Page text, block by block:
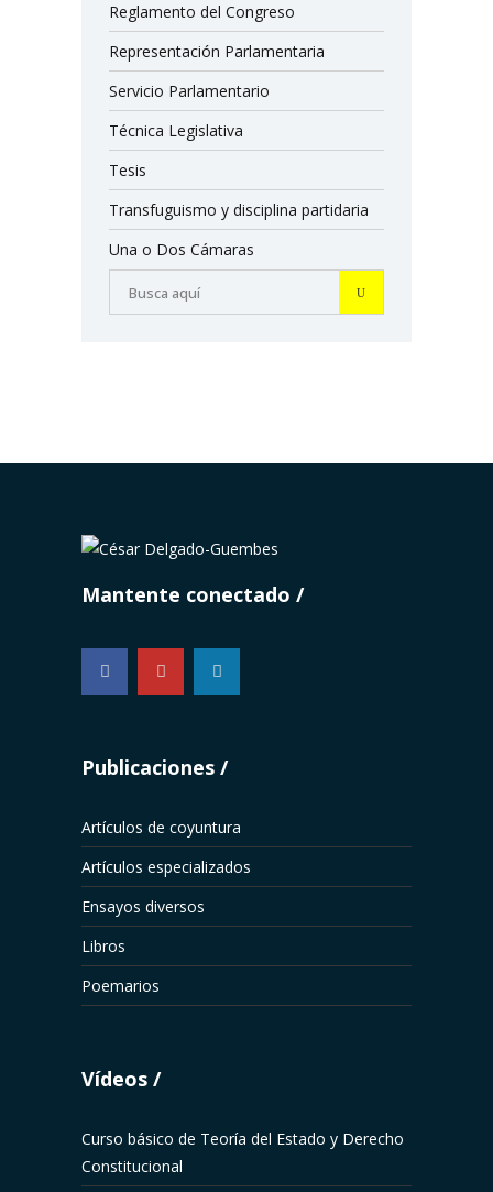
Reglamento del Congreso
Representación Parlamentaria
Servicio Parlamentario
Técnica Legislativa
Tesis
Transfuguismo y disciplina partidaria
Una o Dos Cámaras
Mantente conectado
...
Publicaciones
Artículos de coyuntura
Artículos especializados
Ensayos diversos
Libros
Poemarios
Vídeos
Curso básico de Teoría del Estado y Derecho
Constitucional